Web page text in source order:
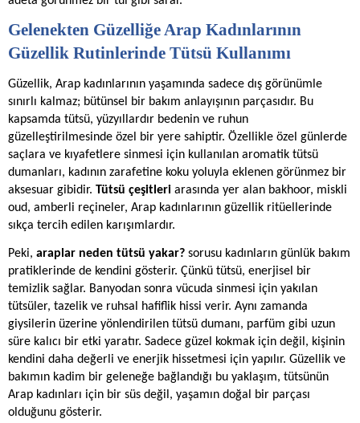
Gelenekten Güzelliğe Arap Kadınlarının
Güzellik Rutinlerinde Tütsü Kullanımı
Güzellik, Arap kadınlarının yaşamında sadece dış görünümle
sınırlı kalmaz; bütünsel bir bakım anlayışının parçasıdır. Bu
kapsamda tütsü, yüzyıllardır bedenin ve ruhun
güzelleştirilmesinde özel bir yere sahiptir. Özellikle özel günlerde
saçlara ve kıyafetlere sinmesi için kullanılan aromatik tütsü
dumanları, kadının zarafetine koku yoluyla eklenen görünmez bir
aksesuar gibidir. Tütsü çeşitleri arasında yer alan bakhoor, miskli
oud, amberli reçineler, Arap kadınlarının güzellik ritüellerinde
sıkça tercih edilen karışımlardır.
Peki, araplar neden tütsü yakar? sorusu kadınların günlük bakım
pratiklerinde de kendini gösterir. Çünkü tütsü, enerjisel bir
temizlik sağlar. Banyodan sonra vücuda sinmesi için yakılan
tütsüler, tazelik ve ruhsal hafiflik hissi verir. Aynı zamanda
giysilerin üzerine yönlendirilen tütsü dumanı, parfüm gibi uzun
süre kalıcı bir etki yaratır. Sadece güzel kokmak için değil, kişinin
kendini daha değerli ve enerjik hissetmesi için yapılır. Güzellik ve
bakımın kadim bir geleneğe bağlandığı bu yaklaşım, tütsünün
Arap kadınları için bir süs değil, yaşamın doğal bir parçası
olduğunu gösterir.